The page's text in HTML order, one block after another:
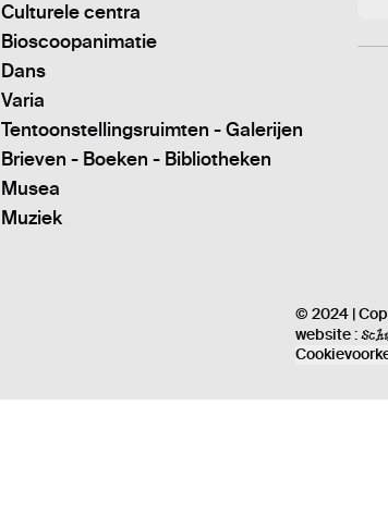
Culturele centra
Bioscoopanimatie
Dans
Varia
Tentoonstellingsruimten - Galerijen
Brieven - Boeken - Bibliotheken
Musea
Muziek
© 2024 |
website :